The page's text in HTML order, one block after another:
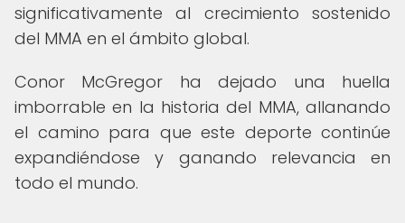
significativamente al crecimiento sostenido
del MMA en el ámbito global.
Conor McGregor ha dejado una huella
imborrable en la historia del MMA, allanando
el camino para que este deporte continúe
expandiéndose y ganando relevancia en
todo el mundo.